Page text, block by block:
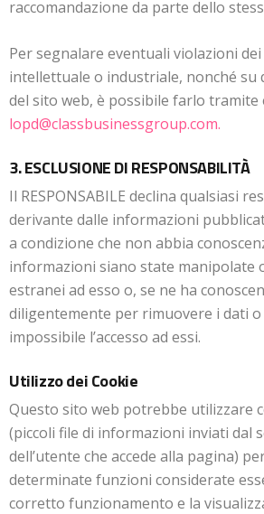
raccomandazione da parte dello
Per segnalare eventuali violazioni
intellettuale o industriale, nonché su
del sito web, è possibile farlo tramite
lopd@classbusinessgroup.com.
3. ESCLUSIONE DI RESPONSABILITÀ
Il RESPONSABILE declina qualsiasi
derivante dalle informazioni
a condizione che non abbia
informazioni siano state manipolate
estranei ad esso o, se ne ha
diligentemente per rimuovere i dati
impossibile l’accesso ad essi.
Utilizzo dei Cookie
Questo sito web potrebbe utilizzare
(piccoli file di informazioni inviati dal
dell’utente che accede alla pagina)
determinate funzioni considerate
corretto funzionamento e la